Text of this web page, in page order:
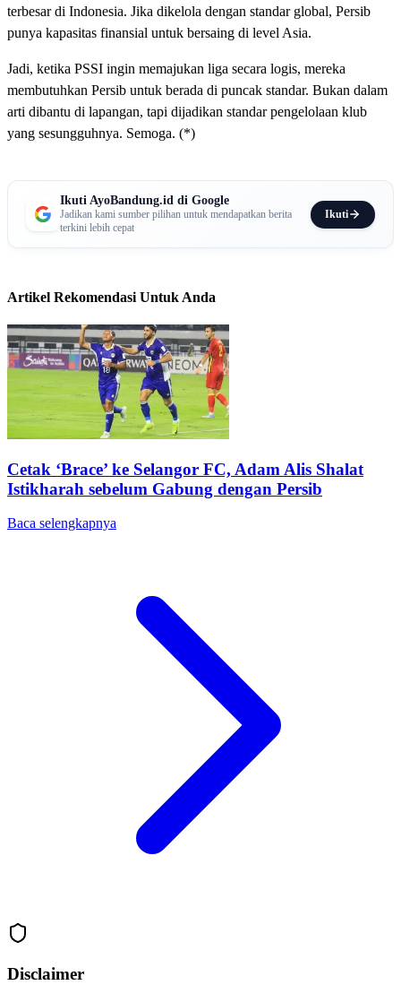
terbesar di Indonesia. Jika dikelola dengan standar global, Persib
punya kapasitas finansial untuk bersaing di level Asia.
Jadi, ketika PSSI ingin memajukan liga secara logis, mereka
membutuhkan Persib untuk berada di puncak standar. Bukan dalam
arti dibantu di lapangan, tapi dijadikan standar pengelolaan klub
yang sesungguhnya. Semoga. (*)
Ikuti AyoBandung.id di Google
Jadikan kami sumber pilihan untuk mendapatkan berita
terkini lebih cepat
Ikuti
Artikel Rekomendasi Untuk Anda
Cetak ‘Brace’ ke Selangor FC, Adam Alis Shalat
Istikharah sebelum Gabung dengan Persib
Baca selengkapnya
Disclaimer